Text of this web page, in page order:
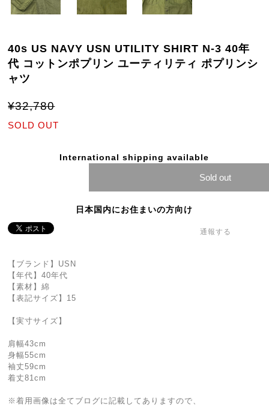
40s US NAVY USN UTILITY SHIRT N-3 40年
代 コットンポプリン ユーティリティ ポプリンシ
ャツ
¥32,780
SOLD OUT
International shipping available
Sold out
日本国内にお住まいの方向け
通報する
【ブランド】USN
【年代】40年代
【素材】綿
【表記サイズ】15
【実寸サイズ】
肩幅43cm
身幅55cm
袖丈59cm
着丈81cm
※着用画像は全てブログに記載してありますので、